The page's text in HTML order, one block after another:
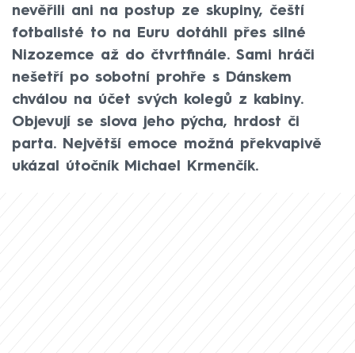
nevěřili ani na postup ze skupiny, čeští
fotbalisté to na Euru dotáhli přes silné
Nizozemce až do čtvrtfinále. Sami hráči
nešetří po sobotní prohře s Dánskem
chválou na účet svých kolegů z kabiny.
Objevují se slova jeho pýcha, hrdost či
parta. Největší emoce možná překvapivě
ukázal útočník Michael Krmenčík.